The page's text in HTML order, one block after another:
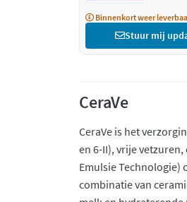
Binnenkort weer
Stuur mij
CeraVe
CeraVe is het
en 6-II), vrije
Emulsie
combinatie van